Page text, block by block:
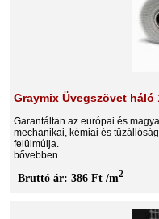
Graymix Üvegszövet háló
Garantáltan az európai és
mechanikai, kémiai és
felülmúlja.
bővebben
Bruttó ár: 386 Ft /m2